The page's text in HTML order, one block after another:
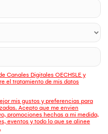
Canales Digitales OECHSLE y
el tratamiento de mis datos
mis gustos y preferencias para
Acepto que me envien
promociones hechas a mi medida,
eventos y todo lo que se alinee